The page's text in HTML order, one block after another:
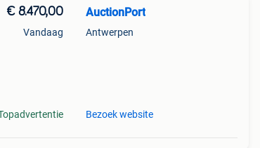
€ 8.470,00
Vandaag
AuctionPort
Antwerpen
Bezoek website